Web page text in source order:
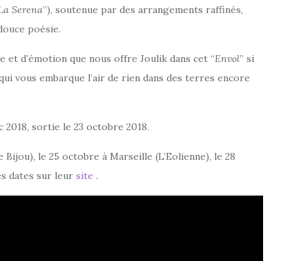
Serena”), soutenue par des arrangements raffinés,
poésie.
et d’émotion que nous offre Joulik dans cet “Envol” si
vous embarque l’air de rien dans des terres encore
sortie le 23 octobre 2018.
le 25 octobre à Marseille (L’Eolienne), le 28
dates sur leur site .